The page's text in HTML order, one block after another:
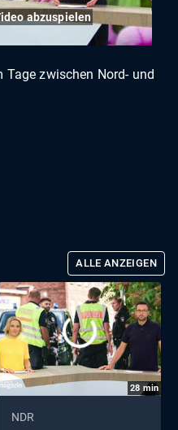
abzuspielen
Tage zwischen Nord- und
ALLE ANZEIGEN
28 min
NDR